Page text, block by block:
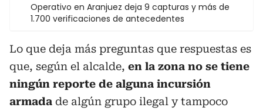
Operativo en Aranjuez deja 9 capturas y más de
1.700 verificaciones de antecedentes
Lo que deja más preguntas que respuestas es
que, según el alcalde, en la zona no se tiene
ningún reporte de alguna incursión
armada de algún grupo ilegal y tampoco